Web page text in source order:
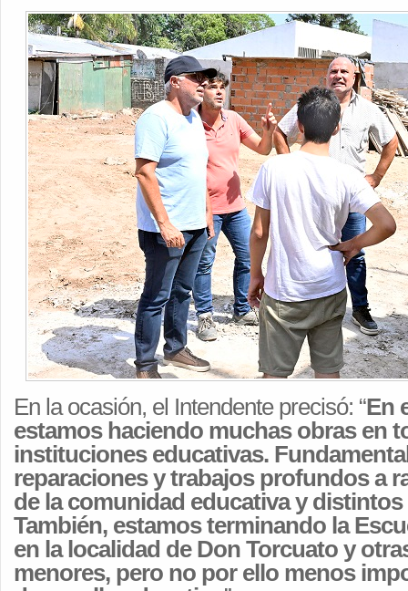
En la ocasión, el Intendente precisó: “En
estamos haciendo muchas obras en
instituciones educativas.
reparaciones y trabajos profundos a
de la comunidad educativa y
También, estamos terminando la
en la localidad de Don Torcuato y
menores, pero no por ello menos